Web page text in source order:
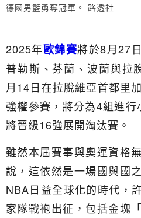
德國男籃勇奪冠軍。 路透社
2025年歐錦賽將於8月27
普勒斯、芬蘭、波蘭與拉
月14日在拉脫維亞首都里
強權參賽，將分為4組進
將晉級16強展開淘汰賽。
雖然本屆賽事與奧運資格
說，這依然是一場國與國
NBA日益全球化的時代，
家隊戰袍出征，包括金塊